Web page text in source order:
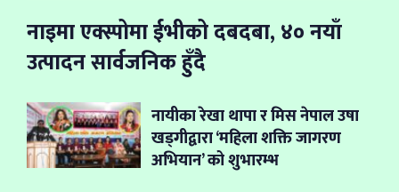
नाइमा एक्स्पोमा ईभीको दबदबा, ४० नयाँ
उत्पादन सार्वजनिक हुँदै
नायीका रेखा थापा र मिस नेपाल उषा
खड्गीद्वारा ‘महिला शक्ति जागरण
अभियान’ को शुभारम्भ